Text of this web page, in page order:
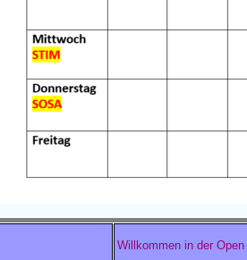
Willkommen in der